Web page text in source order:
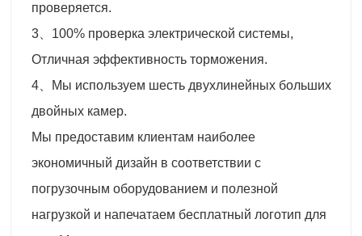
проверяется.
3、100% проверка электрической системы,
Отличная эффективность торможения.
4、Мы используем шесть двухлинейных больших
двойных камер.
Мы предоставим клиентам наиболее
экономичный дизайн в соответствии с
погрузочным оборудованием и полезной
нагрузкой и напечатаем бесплатный логотип для